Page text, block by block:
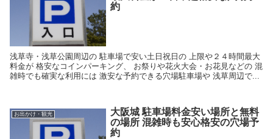
約
浅草寺・浅草公園周辺の 駐車場で安い土日祝日の 上限や２４時間最大
料金が 格安なコインパーキング、 お祭りや花火大会・お花見などの 混
雑時でも確実な利用には 激安な予約できる穴場駐車場や 浅草周辺で...
お出かけ・観光
大阪城 駐車場料金安い場所と無料
の場所 混雑時も安心格安の穴場予
約